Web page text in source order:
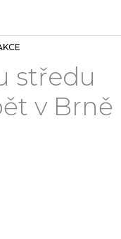
středu
v Brně